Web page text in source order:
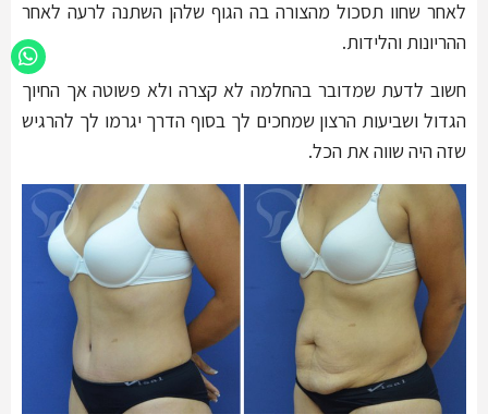
לאחר שחוו תסכול מהצורה בה הגוף שלהן השתנה לרעה לאחר
ההריונות והלידות.
חשוב לדעת שמדובר בהחלמה לא קצרה ולא פשוטה אך החיוך
הגדול ושביעות הרצון שמחכים לך בסוף הדרך יגרמו לך להרגיש
שזה היה שווה את הכל.